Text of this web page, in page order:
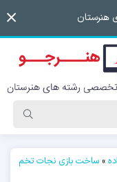
» ساخت بازی نجات تخم